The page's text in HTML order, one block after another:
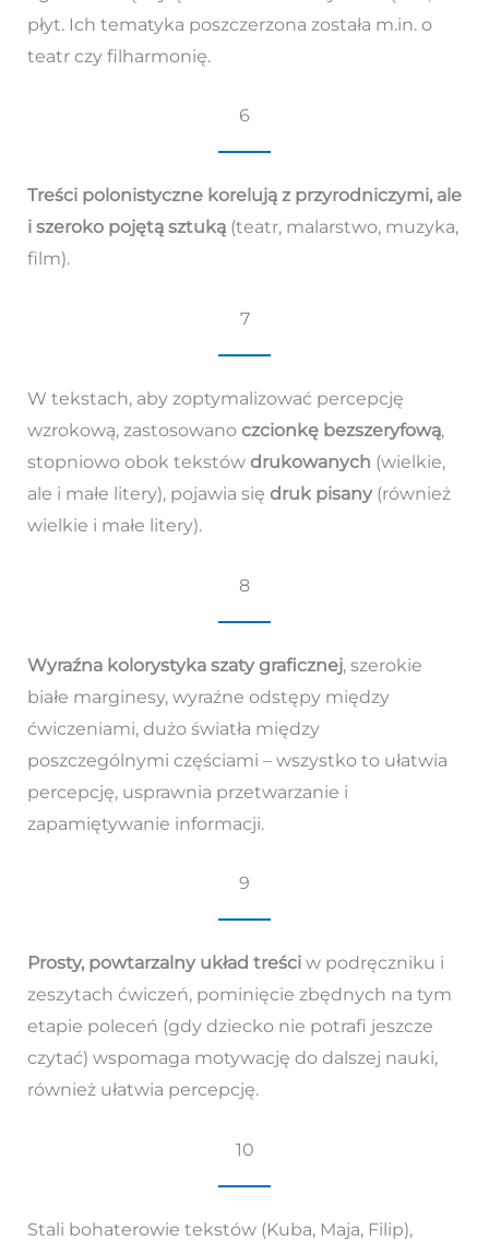
płyt. Ich tematyka poszczerzona została m.in. o
teatr czy filharmonię.
6
Treści polonistyczne korelują z przyrodniczymi, ale
i szeroko pojętą sztuką(teatr, malarstwo, muzyka,
film).
7
W tekstach, aby zoptymalizować percepcję
wzrokową, zastosowano czcionkę bezszeryfową,
stopniowo obok tekstów drukowanych (wielkie,
ale i małe litery), pojawia się druk pisany(również
wielkie i małe litery).
8
Wyraźna kolorystyka szaty graficznej, szerokie
białe marginesy, wyraźne odstępy między
ćwiczeniami, dużo światła między
poszczególnymi częściami – wszystko to ułatwia
percepcję, usprawnia przetwarzanie i
zapamiętywanie informacji.
9
Prosty, powtarzalny układ treściw podręczniku i
zeszytach ćwiczeń, pominięcie zbędnych na tym
etapie poleceń (gdy dziecko nie potrafi jeszcze
czytać) wspomaga motywację do dalszej nauki,
również ułatwia percepcję.
10
Stali bohaterowie tekstów (Kuba, Maja, Filip),